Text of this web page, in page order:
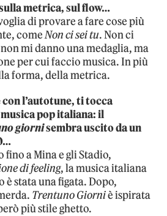
metrica, sul flow…
di provare a fare cose più
comeNon ci sei tu. Non ci
mi danno una medaglia, ma
per cui faccio musica. In più
forma, della metrica.
con l’autotune, ti tocca
pop italiana: il
giornisembra uscito da un
a Mina e gli Stadio,
di feeling, la musica italiana
è stata una figata. Dopo,
Trentuno Giorniè ispirata
più stile ghetto.